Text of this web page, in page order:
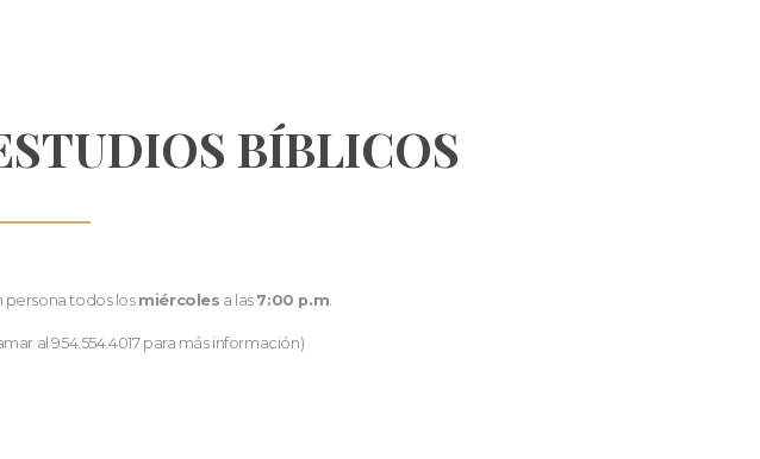
BÍBLICOS
persona todos los miércoles a las 7:00 p.m
al 954.554.4017 para más información)